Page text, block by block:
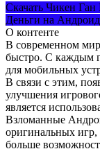
Скачать Чикен Ган
Деньги на Андроид
О контенте
В современном
быстро. С каждым
для мобильных
В связи с этим,
улучшения
является
Взломанные
оригинальных игр,
больше